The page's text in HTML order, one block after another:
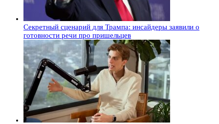
Секретный сценарий для Трампа: инсайдеры заявили о
готовности речи про пришельцев